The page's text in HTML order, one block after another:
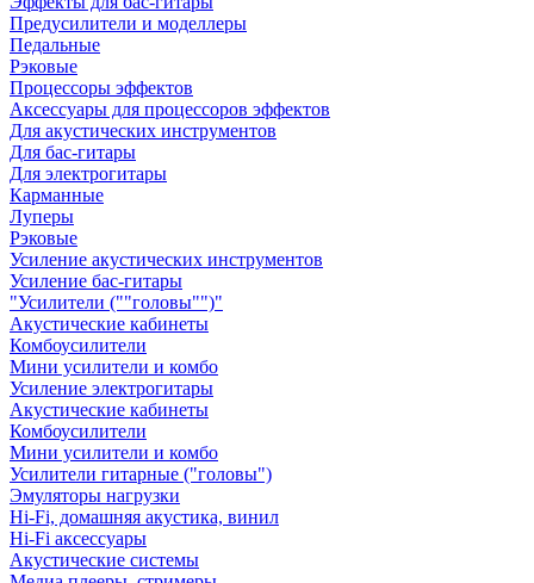
Предусилители и моделлеры
Педальные
Рэковые
Процессоры эффектов
Аксессуары для процессоров эффектов
Для акустических инструментов
Для бас-гитары
Для электрогитары
Карманные
Луперы
Рэковые
Усиление акустических инструментов
Усиление бас-гитары
"Усилители (""головы"")"
Акустические кабинеты
Комбоусилители
Мини усилители и комбо
Усиление электрогитары
Акустические кабинеты
Комбоусилители
Мини усилители и комбо
Усилители гитарные ("головы")
Эмуляторы нагрузки
Hi-Fi, домашняя акустика, винил
Hi-Fi аксессуары
Акустические системы